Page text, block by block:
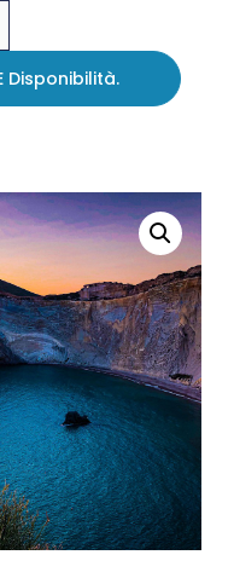
Disponibilità.